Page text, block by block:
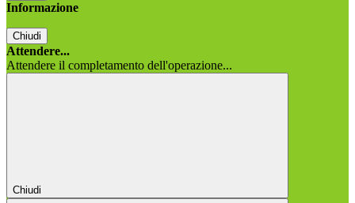
Informazione
Chiudi
Attendere...
Attendere il completamento dell'operazione...
Chiudi